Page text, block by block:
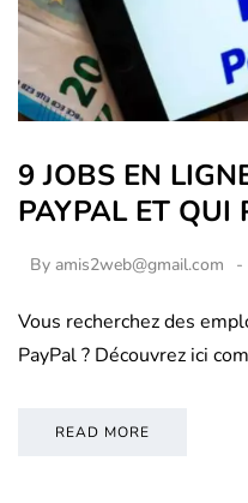
9 JOBS EN
PAYPAL ET QUI
By amis2web@gmail.com
Vous recherchez des
PayPal ? Découvrez ici
READ MORE